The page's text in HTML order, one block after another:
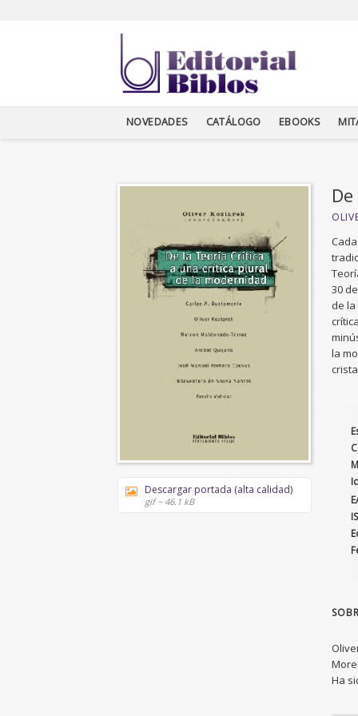
NOVEDADES CATÁLOGO EBOOKS
Descargar portada (alta calidad)
gif ~ 46.1 kB
30
de
la
Ha